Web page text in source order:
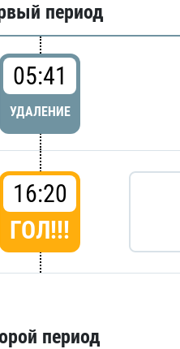
период
05:41
УДАЛЕНИЕ
16:20
ГОЛ!!!
период